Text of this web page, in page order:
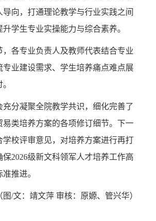
向，打通理论教学与行业实践之间
学生专业实操能力与综合素养。
，各专业负责人及教师代表结合专业
专业建设需求、学生培养痛点难点展
充分凝聚全院教学共识，细化完善了
易类培养方案的各项修订细节。下一
学校评审意见，对培养方案进行再打
保2026级新文科领军人才培养工作高
推进。
图/文：靖文萍 审核：原嫄、管兴华）